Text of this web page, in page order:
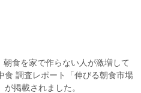
食を家で作らない人が激増して
食 調査レポート「伸びる朝食市場
掲載されました。